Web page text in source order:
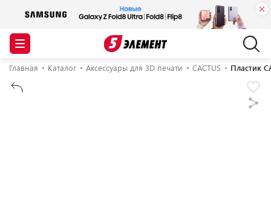
Главная Каталог Аксессуары для 3D печати CACTUS Пластик